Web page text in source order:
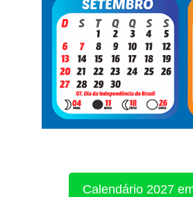
Calendário 2027